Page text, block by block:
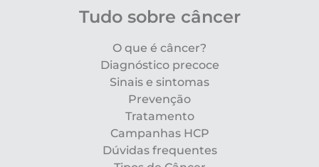
Tudo sobre câncer
O que é câncer?
Diagnóstico precoce
Sinais e sintomas
Prevenção
Tratamento
Campanhas HCP
Dúvidas frequentes